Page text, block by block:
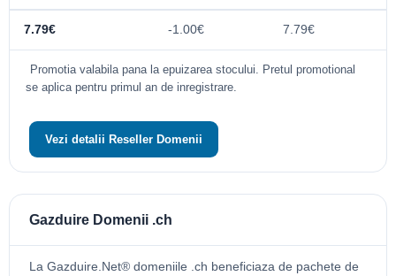
7.79€ -1.00€ 7.79€
Promotia valabila pana la epuizarea stocului. Pretul promotional
se aplica pentru primul an de inregistrare.
Vezi detalii Reseller Domenii
Gazduire Domenii .ch
La Gazduire.Net® domeniile .ch beneficiaza de pachete de